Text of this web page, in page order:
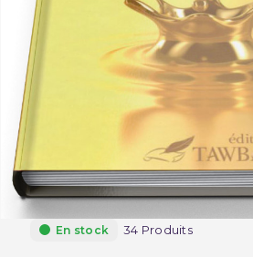
En stock 34 Produits